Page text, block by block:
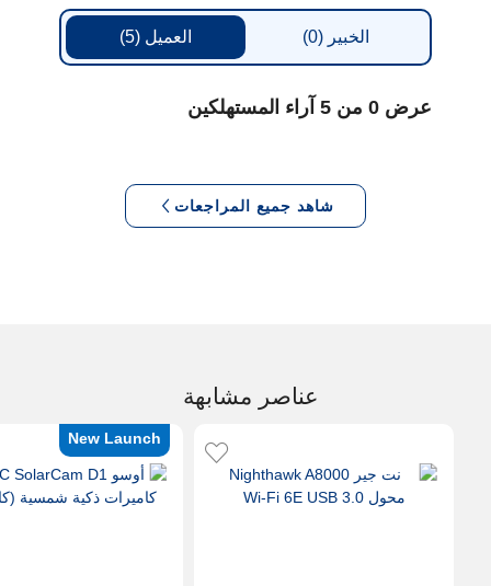
العميل (5) الخبير(0)
عرض 0 من 5 آراء المستهلكين
شاهد جميع المراجعات
عناصر مشابهة
New Launch